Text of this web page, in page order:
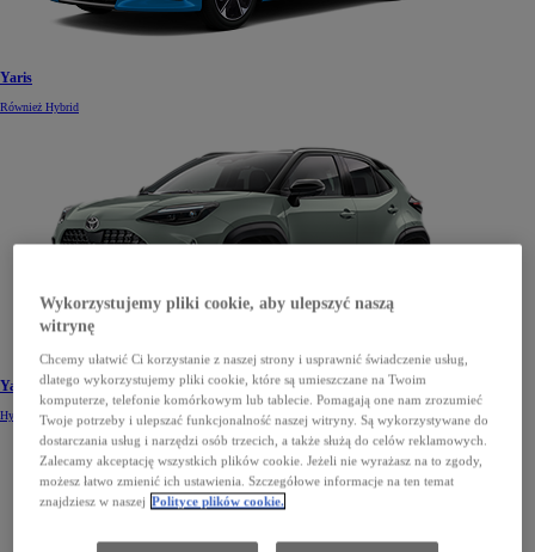
Yaris
Również Hybrid
Yaris Cross
Hybrid
Wykorzystujemy pliki cookie, aby ulepszyć naszą
witrynę
Chcemy ułatwić Ci korzystanie z naszej strony i usprawnić świadczenie usług,
dlatego wykorzystujemy pliki cookie, które są umieszczane na Twoim
komputerze, telefonie komórkowym lub tablecie. Pomagają one nam zrozumieć
Twoje potrzeby i ulepszać funkcjonalność naszej witryny. Są wykorzystywane do
dostarczania usług i narzędzi osób trzecich, a także służą do celów reklamowych.
Zalecamy akceptację wszystkich plików cookie. Jeżeli nie wyrażasz na to zgody,
możesz łatwo zmienić ich ustawienia. Szczegółowe informacje na ten temat
znajdziesz w naszej Polityce plików cookie.